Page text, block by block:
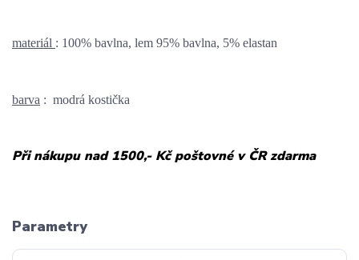
materiál : 100% bavlna, lem 95% bavlna, 5% elastan
barva : modrá kostička
Při nákupu nad 1500,- Kč poštovné v ČR zdarma
Parametry